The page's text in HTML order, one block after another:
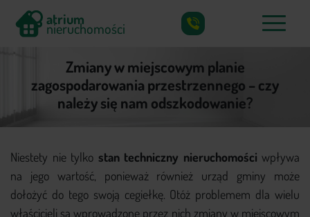
atrium
nieruchomości
Jak działamy?
Częste pytania
atrium
nieruchomości
Zmiany w miejscowym planie
zagospodarowania przestrzennego – czy
należy się nam odszkodowanie?
Niestety nie tylko stan techniczny nieruchomości wpływa
na jego wartość, ponieważ również urząd gminy może
dołożyć do tego swoją cegiełkę. Otóż problemem dla wielu
właścicieli są wprowadzone przez nich zmiany w miejscowym